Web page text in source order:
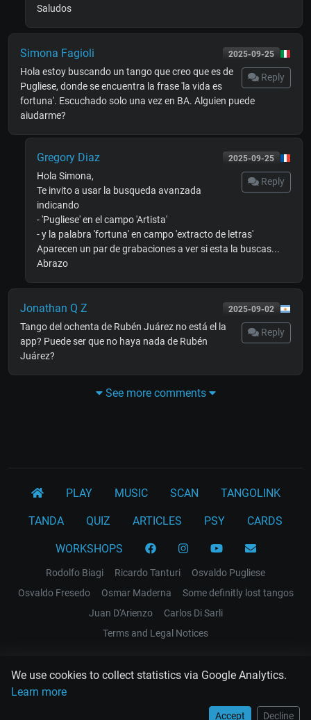
We use cookies to collect statistics via Google Analytics.
Learn more
Accept Decline
Saludos
2025-09-25
Simona Fagioli
Reply
Hola estoy buscando un tango que creo que es de
Pugliese, donde se encuentra la frase 'la vida es
fortuna'. Escuchado solo una vez en BA. Alguien puede
aiudarme?
2025-09-25
Gregory Diaz
Reply
Hola Simona,
Te invito a usar la busqueda avanzada
indicando
- 'Pugliese' en el campo 'Artista'
- y la palabra 'fortuna' en campo 'extracto de letras'
Aparecen un par de grabaciones a ver si esta la buscas...
Abrazo
2025-09-02
Jonathan Q Z
Reply
Tango del ochenta de Rubén Juárez no está el la
app? Puede ser que no haya nada de Rubén
Juárez?
See more comments
PLAY MUSIC SCAN TANGOLINK
TANDA QUIZ ARTICLES PSY CARDS
WORKSHOPS
Rodolfo Biagi Ricardo Tanturi
Osvaldo Pugliese
Osvaldo Fresedo
Osmar Maderna
Some definitly lost tangos
Juan D'Arienzo
Carlos Di Sarli
Terms and Legal Notices
EL RECODO TANGO